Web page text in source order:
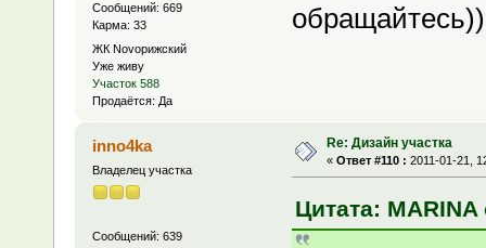
Сообщений: 669
Карма: 33
ЖК Novoрижский
Уже живу
Участок 588
Продаётся: Да
обращайтесь))
inno4ka
Владелец участка
Сообщений: 639
Re: Дизайн участка
« Ответ #110 : 2011-01-21,
Цитата: MARINA